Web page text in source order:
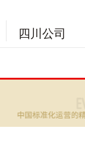
四川公司